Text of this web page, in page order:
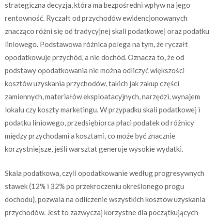
strategiczna decyzja, która ma bezpośredni wpływ na jego
rentowność. Ryczałt od przychodów ewidencjonowanych
znacząco różni się od tradycyjnej skali podatkowej oraz podatku
liniowego. Podstawowa różnica polega na tym, że ryczałt
opodatkowuje przychód, a nie dochód. Oznacza to, że od
podstawy opodatkowania nie można odliczyć większości
kosztów uzyskania przychodów, takich jak zakup części
zamiennych, materiałów eksploatacyjnych, narzędzi, wynajem
lokalu czy koszty marketingu. W przypadku skali podatkowej i
podatku liniowego, przedsiębiorca płaci podatek od różnicy
między przychodami a kosztami, co może być znacznie
korzystniejsze, jeśli warsztat generuje wysokie wydatki.
Skala podatkowa, czyli opodatkowanie według progresywnych
stawek (12% i 32% po przekroczeniu określonego progu
dochodu), pozwala na odliczenie wszystkich kosztów uzyskania
przychodów. Jest to zazwyczaj korzystne dla początkujących